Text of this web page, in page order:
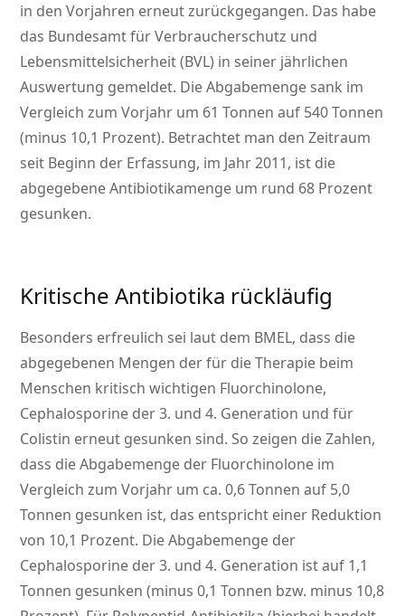
in den Vorjahren erneut zurückgegangen. Das habe
das Bundesamt für Verbraucherschutz und
Lebensmittelsicherheit (BVL) in seiner jährlichen
Auswertung gemeldet. Die Abgabemenge sank im
Vergleich zum Vorjahr um 61 Tonnen auf 540 Tonnen
(minus 10,1 Prozent). Betrachtet man den Zeitraum
seit Beginn der Erfassung, im Jahr 2011, ist die
abgegebene Antibiotikamenge um rund 68 Prozent
gesunken.
Kritische Antibiotika rückläufig
Besonders erfreulich sei laut dem BMEL, dass die
abgegebenen Mengen der für die Therapie beim
Menschen kritisch wichtigen Fluorchinolone,
Cephalosporine der 3. und 4. Generation und für
Colistin erneut gesunken sind. So zeigen die Zahlen,
dass die Abgabemenge der Fluorchinolone im
Vergleich zum Vorjahr um ca. 0,6 Tonnen auf 5,0
Tonnen gesunken ist, das entspricht einer Reduktion
von 10,1 Prozent. Die Abgabemenge der
Cephalosporine der 3. und 4. Generation ist auf 1,1
Tonnen gesunken (minus 0,1 Tonnen bzw. minus 10,8